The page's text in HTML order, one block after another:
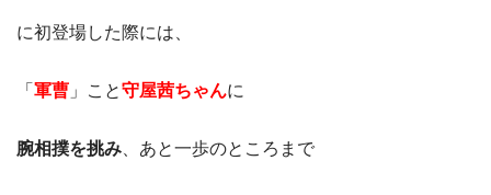
に初登場した際には、
「 軍曹 」こと守屋茜ちゃんに
腕相撲を挑み 、あと一歩のところまで